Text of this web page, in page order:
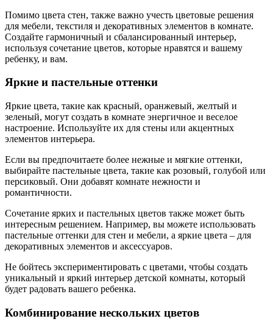
Помимо цвета стен, также важно учесть цветовые решения
для мебели, текстиля и декоративных элементов в комнате.
Создайте гармоничный и сбалансированный интерьер,
используя сочетание цветов, которые нравятся и вашему
ребенку, и вам.
Яркие и пастельные оттенки
Яркие цвета, такие как красный, оранжевый, желтый и
зеленый, могут создать в комнате энергичное и веселое
настроение. Используйте их для стены или акцентных
элементов интерьера.
Если вы предпочитаете более нежные и мягкие оттенки,
выбирайте пастельные цвета, такие как розовый, голубой или
персиковый. Они добавят комнате нежности и
романтичности.
Сочетание ярких и пастельных цветов также может быть
интересным решением. Например, вы можете использовать
пастельные оттенки для стен и мебели, а яркие цвета – для
декоративных элементов и аксессуаров.
Не бойтесь экспериментировать с цветами, чтобы создать
уникальный и яркий интерьер детской комнаты, который
будет радовать вашего ребенка.
Комбинирование нескольких цветов